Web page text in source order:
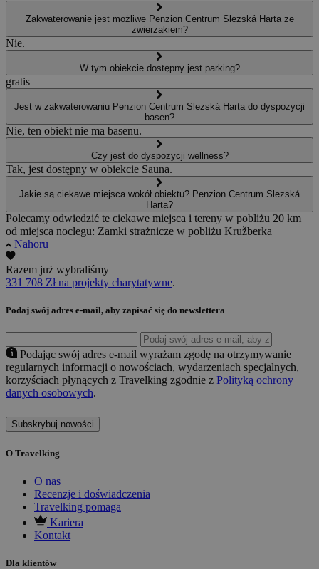
Zakwaterowanie jest możliwe Penzion Centrum Slezská Harta ze
zwierzakiem?
Nie.
W tym obiekcie dostępny jest parking?
gratis
Jest w zakwaterowaniu Penzion Centrum Slezská Harta do dyspozycji
basen?
Nie, ten obiekt nie ma basenu.
Czy jest do dyspozycji wellness?
Tak, jest dostępny w obiekcie Sauna.
Jakie są ciekawe miejsca wokół obiektu? Penzion Centrum Slezská
Harta?
Polecamy odwiedzić te ciekawe miejsca i tereny w pobliżu 20 km
od miejsca noclegu: Zamki strażnicze w pobliżu Kružberka
Nahoru
Razem już wybraliśmy
331 708 Zł na projekty charytatywne.
Podaj swój adres e-mail, aby zapisać się do newslettera
Podając swój adres e-mail wyrażam zgodę na otrzymywanie
regularnych informacji o nowościach, wydarzeniach specjalnych,
korzyściach płynących z Travelking zgodnie z Polityką ochrony
danych osobowych.
Subskrybuj nowości
O Travelking
O nas
Recenzje i doświadczenia
Travelking pomaga
Kariera
Kontakt
Dla klientów